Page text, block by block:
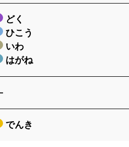
どく
ひこう
いわ
はがね
でんき